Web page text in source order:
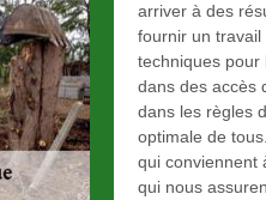
arriver à des
fournir un
techniques pour
dans des accès
dans les règles
optimale de
qui conviennent
qui nous